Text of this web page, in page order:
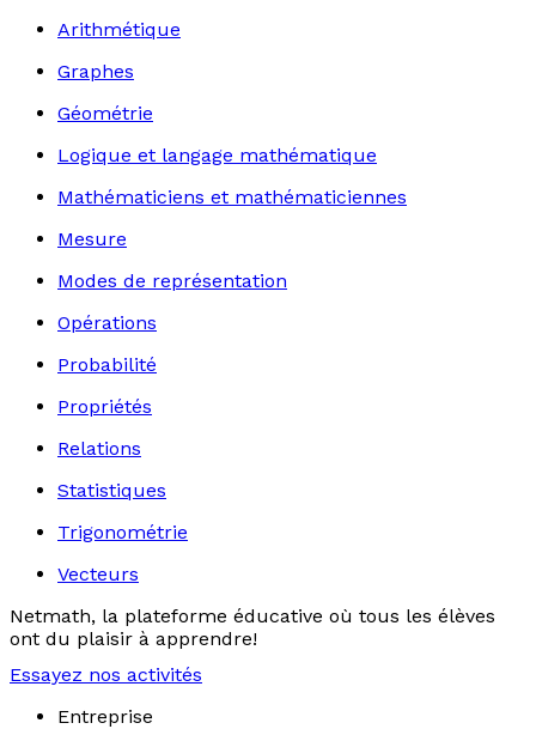
Arithmétique
Graphes
Géométrie
Logique et langage mathématique
Mathématiciens et mathématiciennes
Mesure
Modes de représentation
Opérations
Probabilité
Propriétés
Relations
Statistiques
Trigonométrie
Vecteurs
Netmath, la plateforme éducative où tous les élèves
ont du plaisir à apprendre!
Essayez nos activités
Entreprise